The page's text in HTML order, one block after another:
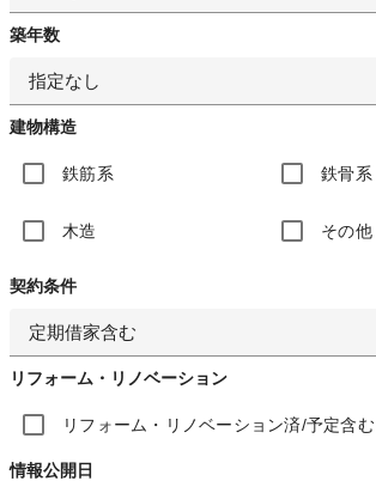
築年数
指定なし
建物構造
鉄筋系 鉄骨系
木造 その他
契約条件
定期借家含む
リフォーム・リノベーション
リフォーム・リノベーション済/予定含む
情報公開日